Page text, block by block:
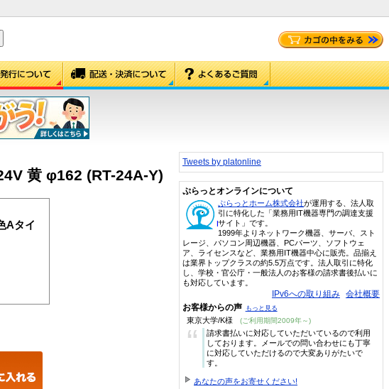
黄 φ162 (RT-24A-Y)
Aタイ
Tweets by platonline
ぷらっとオンラインについて
ぷらっとホーム株式会社が運用する、法人取
引に特化した「業務用IT機器専門の調達支援
サイト」です。
1999年よりネットワーク機器、サーバ、スト
レージ、パソコン周辺機器、PCパーツ、ソフトウェ
ア、ライセンスなど、業務用IT機器中心に販売。品揃え
は業界トップクラスの約5.5万点です。法人取引に特化
し、学校・官公庁・一般法人のお客様の請求書後払いに
も対応しています。
IPv6への取り組み 会社概要
お客様からの声 もっと見る
東京大学/K様 (ご利用期間2009年～)
“
請求書払いに対応していただいているので利用
しております。メールでの問い合わせにも丁寧
に対応していただけるので大変ありがたいで
す。
あなたの声をお寄せください!